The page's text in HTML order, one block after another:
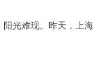
光难现。昨天，上海